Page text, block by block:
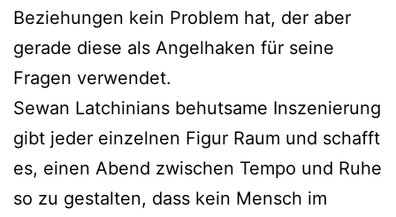
Beziehungen kein Problem hat, der aber
gerade diese als Angelhaken für seine
Fragen verwendet.
Sewan Latchinians behutsame Inszenierung
gibt jeder einzelnen Figur Raum und schafft
es, einen Abend zwischen Tempo und Ruhe
so zu gestalten, dass kein Mensch im